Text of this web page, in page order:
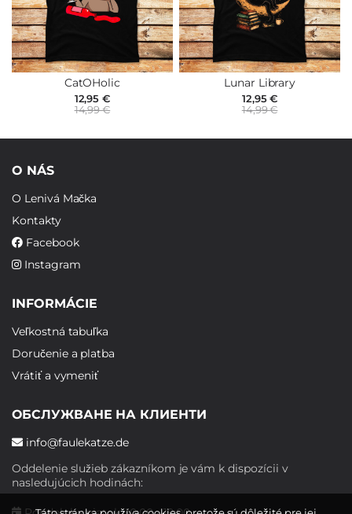
CatOHolic
12,95 €
14,99 €
Lunar Library
12,95 €
14,99 €
O NÁS
O Lenivá Mačka
Kontakty
Facebook
Instagram
INFORMÁCIE
Veľkostná tabuľka
Doručenie a platba
Vrátiť a vymeniť
ОБСЛУЖВАНЕ НА КЛИЕНТИ
info@faulekatze.de
Oddelenie služieb zákazníkom je vám k dispozícii v
nasledujúcich hodinách: